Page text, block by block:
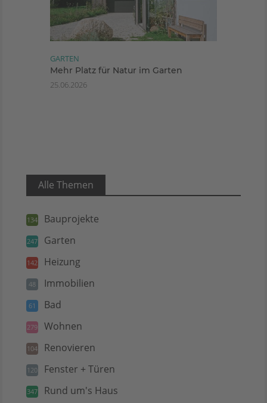
GARTEN
Mehr Platz für Natur im Garten
25.06.2026
Alle Themen
134 Bauprojekte
247 Garten
142 Heizung
48 Immobilien
61 Bad
279 Wohnen
104 Renovieren
120 Fenster + Türen
347 Rund um's Haus